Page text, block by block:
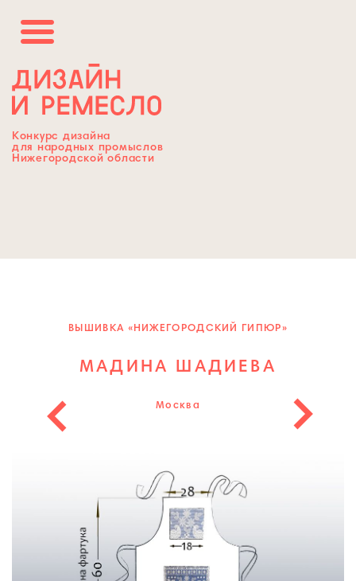
Конкурс дизайна
для народных промыслов
Нижегородской области
ВЫШИВКА «НИЖЕГОРОДСКИЙ ГИПЮР»
МАДИНА ШАДИЕВА
Москва